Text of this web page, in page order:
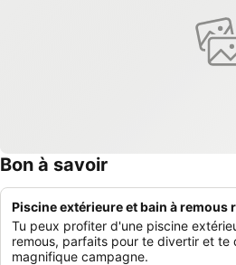
Bon à savoir
Piscine extérieure et bain à remous
Tu peux profiter d'une piscine
remous, parfaits pour te divertir et te
magnifique campagne.